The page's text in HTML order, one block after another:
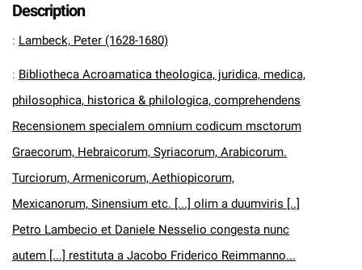
Description
: Lambeck, Peter (1628-1680)
: Bibliotheca Acroamatica theologica, juridica, medica,
philosophica, historica & philologica, comprehendens
Recensionem specialem omnium codicum msctorum
Graecorum, Hebraicorum, Syriacorum, Arabicorum.
Turciorum, Armenicorum, Aethiopicorum,
Mexicanorum, Sinensium etc. [...] olim a duumviris [..]
Petro Lambecio et Daniele Nesselio congesta nunc
autem [...] restituta a Jacobo Friderico Reimmanno...